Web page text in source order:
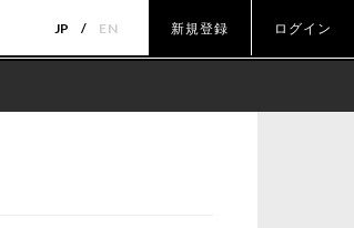
JP EN 新規登録 ログイン